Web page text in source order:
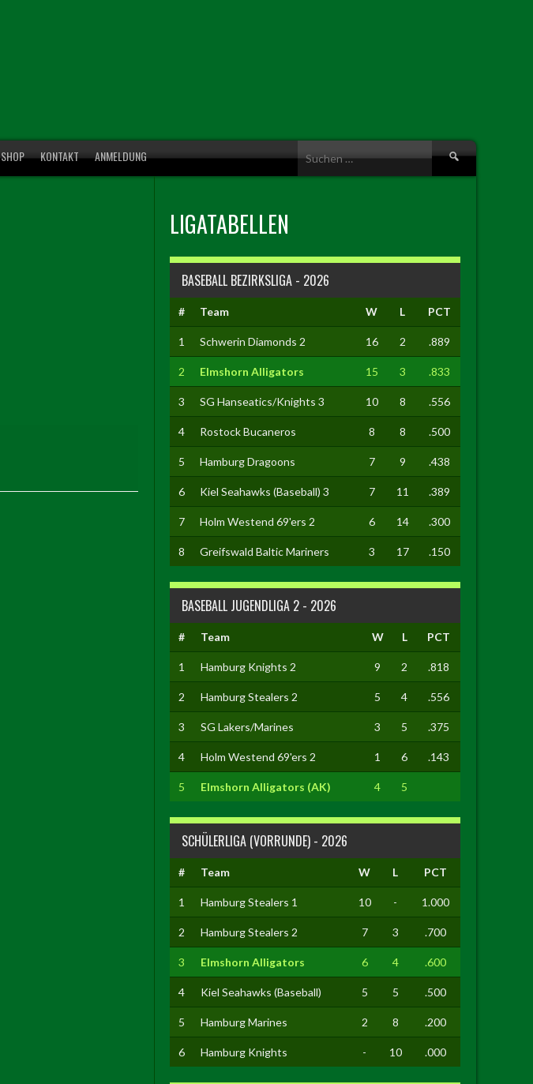
SHOP KONTAKT ANMELDUNG
Suche
LIGATABELLEN
BASEBALL BEZIRKSLIGA - 2026
# Team W L PCT
1 Schwerin Diamonds 2 16 2 .889
2 Elmshorn Alligators 15 3 .833
3 SG Hanseatics/Knights 3 10 8 .556
4 Rostock Bucaneros 8 8 .500
5 Hamburg Dragoons 7 9 .438
6 Kiel Seahawks (Baseball) 3 7 11 .389
7 Holm Westend 69'ers 2 6 14 .300
8 Greifswald Baltic Mariners 3 17 .150
BASEBALL JUGENDLIGA 2 - 2026
# Team W L PCT
1 Hamburg Knights 2 9 2 .818
2 Hamburg Stealers 2 5 4 .556
3 SG Lakers/Marines 3 5 .375
4 Holm Westend 69'ers 2 1 6 .143
5 Elmshorn Alligators (AK) 4 5
SCHÜLERLIGA (VORRUNDE) - 2026
# Team W L PCT
1 Hamburg Stealers 1 10 - 1.000
2 Hamburg Stealers 2 7 3 .700
3 Elmshorn Alligators 6 4 .600
4 Kiel Seahawks (Baseball) 5 5 .500
5 Hamburg Marines 2 8 .200
6 Hamburg Knights - 10 .000